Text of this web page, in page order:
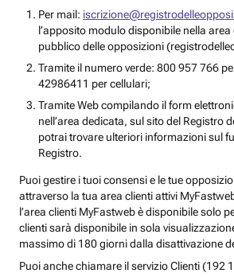
Per mail:
l’apposito modulo disponibile nella
pubblico delle opposizioni
Tramite il numero verde: 800 957 766
42986411 per cellulari;
Tramite Web compilando il form
nell’area dedicata, sul sito del Registro
potrai trovare ulteriori informazioni sul
Registro.
Puoi gestire i tuoi consensi e le tue
attraverso la tua area clienti attivi
l’area clienti MyFastweb è disponibile solo
clienti sarà disponibile in sola
massimo di 180 giorni dalla disattivazione
Puoi anche chiamare il servizio Clienti (192